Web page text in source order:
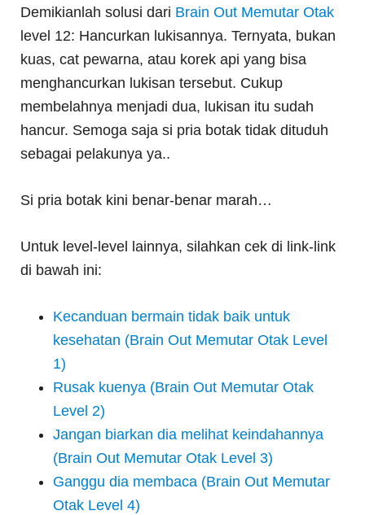
Demikianlah solusi dari Brain Out Memutar Otak
level 12: Hancurkan lukisannya. Ternyata, bukan
kuas, cat pewarna, atau korek api yang bisa
menghancurkan lukisan tersebut. Cukup
membelahnya menjadi dua, lukisan itu sudah
hancur. Semoga saja si pria botak tidak dituduh
sebagai pelakunya ya..
Si pria botak kini benar-benar marah…
Untuk level-level lainnya, silahkan cek di link-link
di bawah ini:
Kecanduan bermain tidak baik untuk
kesehatan (Brain Out Memutar Otak Level
1)
Rusak kuenya (Brain Out Memutar Otak
Level 2)
Jangan biarkan dia melihat keindahannya
(Brain Out Memutar Otak Level 3)
Ganggu dia membaca (Brain Out Memutar
Otak Level 4)